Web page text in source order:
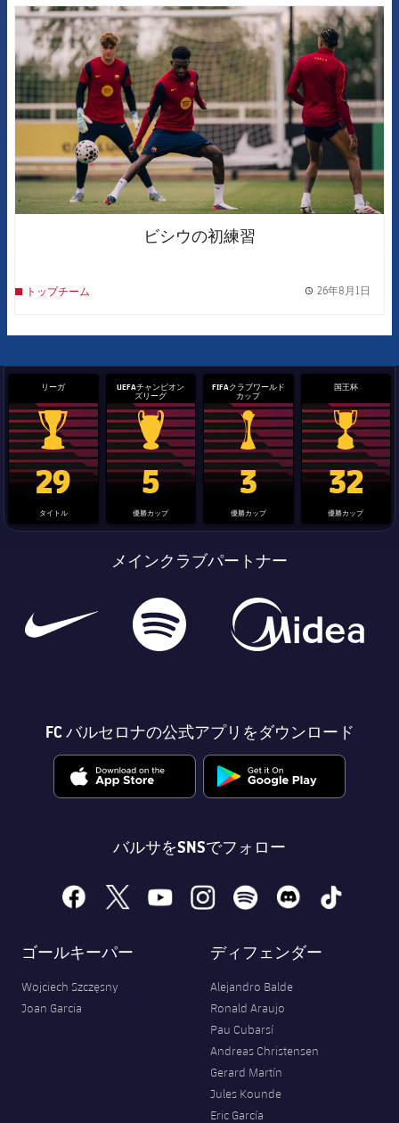
FCB Barcelona badge
ビシウの初練習
トップチーム 26年8月1日
リーガ
La Liga trophy
29
タイトル
UEFAチャンピオン
ズリーグ
Champions League trophy
5
優勝カップ
FIFAクラブワールド
カップ
label.aria.clubworldcup
3
優勝カップ
国王杯
国王杯
32
優勝カップ
メインクラブパートナー
FC バルセロナの公式アプリをダウンロード
バルサをSNSでフォロー
facebook
x youtubeinstagramspotify discord tiktok
ゴールキーパー
Wojciech Szczęsny
Joan Garcia
ディフェンダー
Alejandro Balde
Ronald Araujo
Pau Cubarsí
Andreas Christensen
Gerard Martín
Jules Kounde
Eric García